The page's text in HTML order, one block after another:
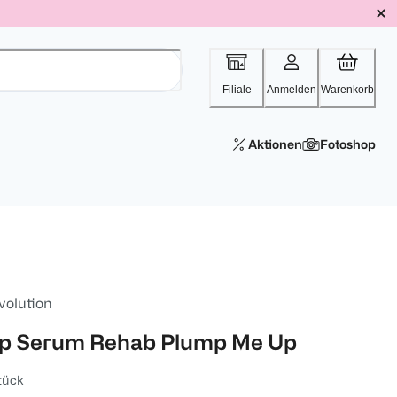
Filiale Anmelden Warenkorb
Aktionen Fotoshop
Serum Rehab Plump Me Up